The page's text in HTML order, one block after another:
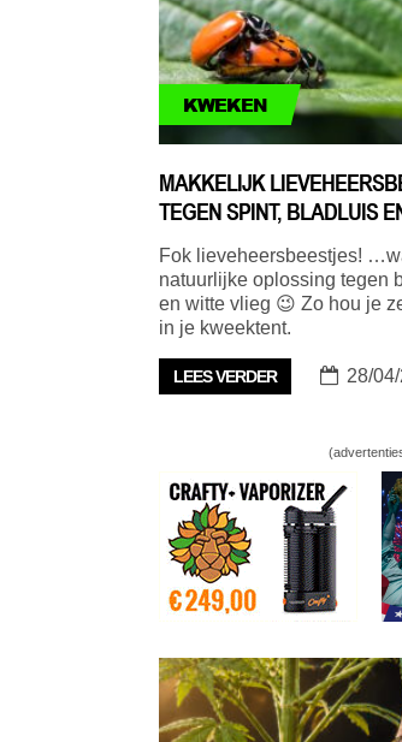
KWEKEN
MAKKELIJK
TEGEN SPINT, BLADLUIS
Fok lieveheersbeestjes!
natuurlijke oplossing tegen
en witte vlieg 😉 Zo hou je
in je kweektent.
LEES VERDER 28/